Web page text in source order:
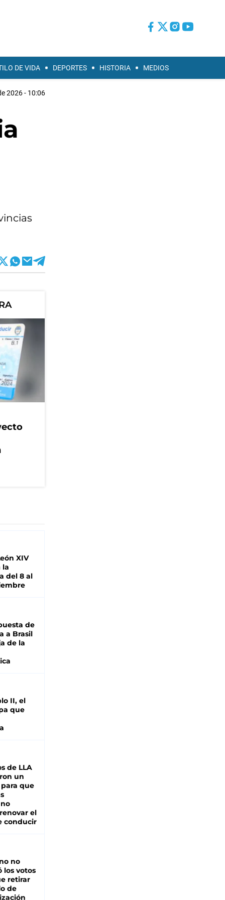
DE VIDA DEPORTES HISTORIA MEDIOS
2026 - 10:06
XIV
la
del 8 al
de
a Brasil
de la
II, el
que
de LLA
un
que
el
conducir
no
los votos
retirar
de